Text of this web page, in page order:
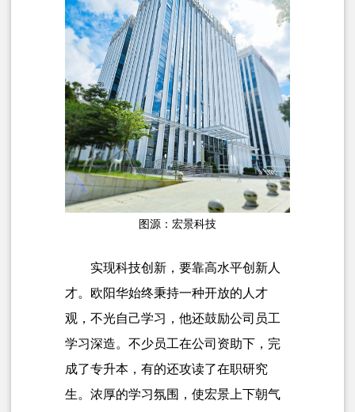
图源：宏景科技
实现科技创新，要靠高水平创新人
才。欧阳华始终秉持一种开放的人才
观，不光自己学习，他还鼓励公司员工
学习深造。不少员工在公司资助下，完
成了专升本，有的还攻读了在职研究
生。浓厚的学习氛围，使宏景上下朝气